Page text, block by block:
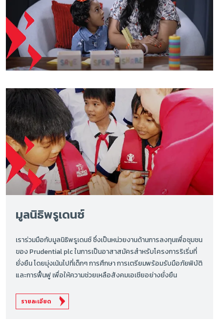
มูลนิธิพรูเดนซ์
เราร่วมมือกับมูลนิธิพรูเดนซ์ ซึ่งเป็นหน่วยงานด้านการลงทุนเพื่อชุมชน
ของ Prudential plc ในการเป็นอาสาสมัครสำหรับโครงการริเริ่มที่
ยั่งยืน โดยมุ่งเน้นไปที่เด็กๆ การศึกษา การเตรียมพร้อมรับมือภัยพิบัติ
และการฟื้นฟู เพื่อให้ความช่วยเหลือสังคมเอเชียอย่างยั่งยืน
รายละเอียด